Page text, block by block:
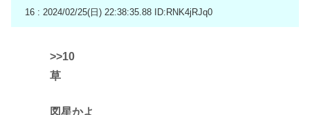
16 : 2024/02/25(日) 22:38:35.88 ID:RNK4jRJq0
>>10
草
図星かよ